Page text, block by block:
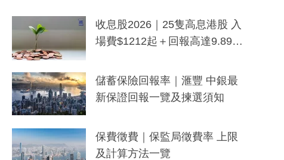
y及香港限定特調系列
收息股2026｜25隻高息港股 入
場費$1212起＋回報高達9.89
儲蓄保險回報率｜滙豐 中銀最
新保證回報一覽及揀選須知
保費徵費｜保監局徵費率 上限
及計算方法一覽